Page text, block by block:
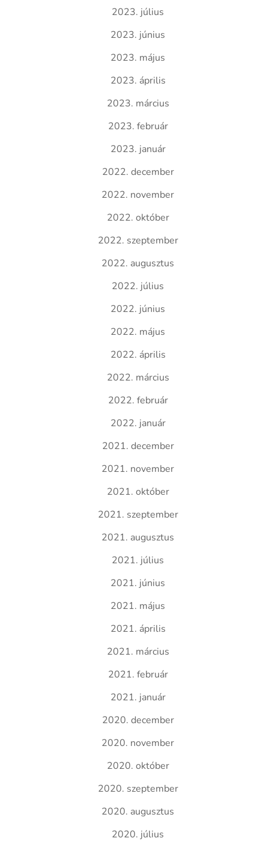
2023. július
2023. június
2023. május
2023. április
2023. március
2023. február
2023. január
2022. december
2022. november
2022. október
2022. szeptember
2022. augusztus
2022. július
2022. június
2022. május
2022. április
2022. március
2022. február
2022. január
2021. december
2021. november
2021. október
2021. szeptember
2021. augusztus
2021. július
2021. június
2021. május
2021. április
2021. március
2021. február
2021. január
2020. december
2020. november
2020. október
2020. szeptember
2020. augusztus
2020. július